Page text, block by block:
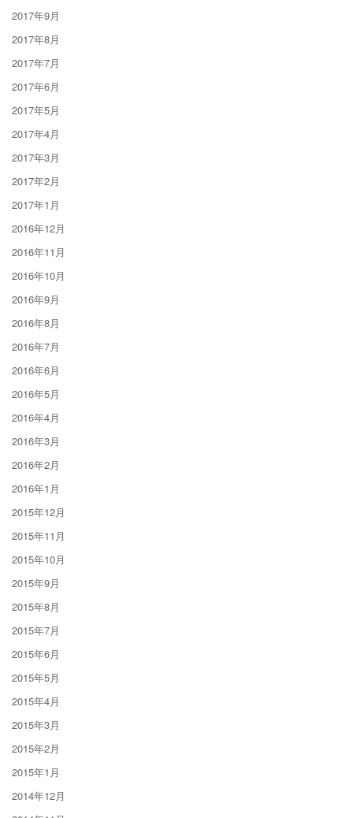
2017年9月
2017年8月
2017年7月
2017年6月
2017年5月
2017年4月
2017年3月
2017年2月
2017年1月
2016年12月
2016年11月
2016年10月
2016年9月
2016年8月
2016年7月
2016年6月
2016年5月
2016年4月
2016年3月
2016年2月
2016年1月
2015年12月
2015年11月
2015年10月
2015年9月
2015年8月
2015年7月
2015年6月
2015年5月
2015年4月
2015年3月
2015年2月
2015年1月
2014年12月